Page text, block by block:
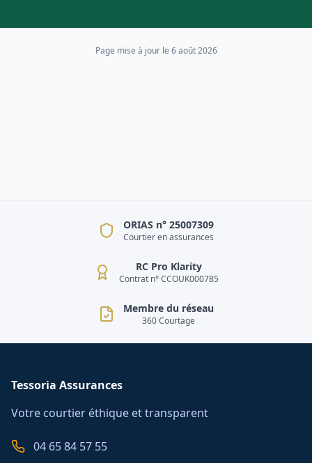
Page mise à jour le 6 août 2026
ORIAS n° 25007309
Courtier en assurances
RC Pro Klarity
Contrat n° CCOUK000785
Membre du réseau
360 Courtage
Tessoria Assurances
Votre courtier éthique et transparent
04 65 84 57 55